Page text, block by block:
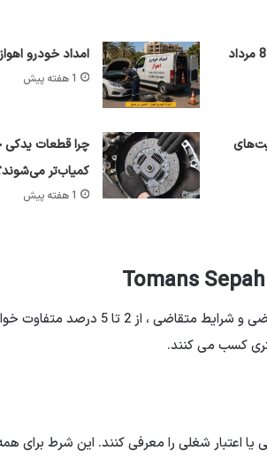
قیمت طلا، سکه و ارز امروز پنج‌شنبه 8 مرداد
امداد خودرو
1 هفته پیش
چرا قطعات یدکی
کمیاب‌تر
1 هفته پیش
نرخ بهره این تسهیلات شناور است و بسته به طول
کسب می کنند.
اعتبار شغلی را معرفی کنند. این شرط برای همه